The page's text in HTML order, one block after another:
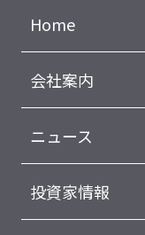
Home
会社案内
ニュース
投資家情報